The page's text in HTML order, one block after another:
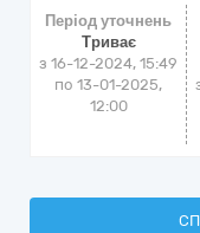
Період уточнень
Триває
з 16-12-2024, 15:49
по 13-01-2025,
12:00